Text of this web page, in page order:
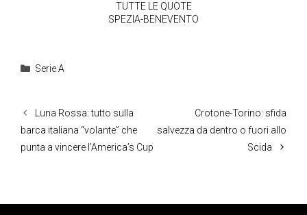
TUTTE LE QUOTE
SPEZIA-BENEVENTO
Categorie
Serie A
Luna Rossa: tutto sulla
barca italiana “volante” che
punta a vincere l’America’s Cup
Crotone-Torino: sfida
salvezza da dentro o fuori allo
Scida